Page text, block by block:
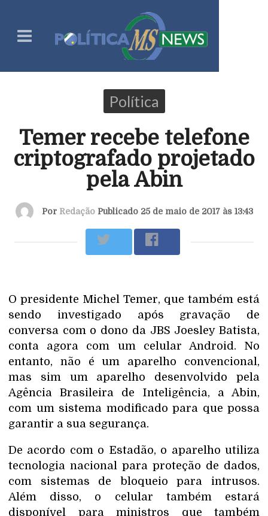
Política
Temer recebe telefone
criptografado projetado
pela Abin
Por RedaçãoPublicado 25 de maio de 2017 às 13:43
O presidente Michel Temer, que também está
sendo investigado após gravação de
conversa com o dono da JBS Joesley Batista,
conta agora com um celular Android. No
entanto, não é um aparelho convencional,
mas sim um aparelho desenvolvido pela
Agência Brasileira de Inteligência, a Abin,
com um sistema modificado para que possa
garantir a sua segurança.
De acordo com o Estadão, o aparelho utiliza
tecnologia nacional para proteção de dados,
com sistemas de bloqueio para intrusos.
Além disso, o celular também estará
disponível para ministros que também